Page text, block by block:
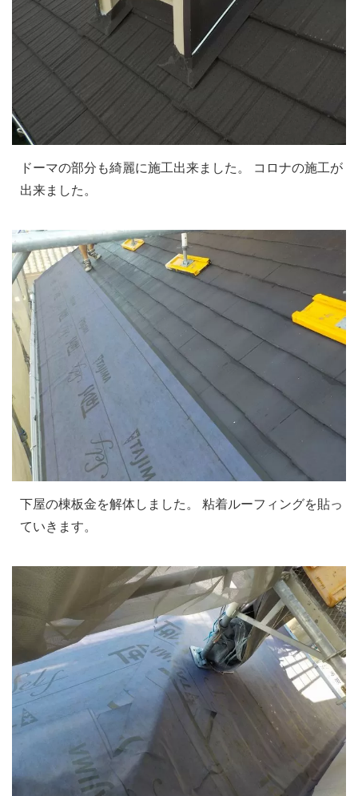
ドーマの部分も綺麗に施工出来ました。 コロナの施工が
出来ました。
下屋の棟板金を解体しました。 粘着ルーフィングを貼っ
ていきます。